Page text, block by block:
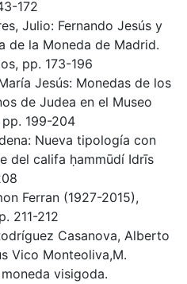
172
Julio: Fernando Jesús y
de la Moneda de Madrid.
pp. 173-196
Jesús: Monedas de los
de Judea en el Museo
199-204
Nueva tipología con
del califa ḥammūdí Idrīs
Ferran (1927-2015),
211-212
Casanova, Alberto
Vico Monteoliva,M.
visigoda.